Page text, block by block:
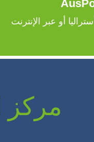
أو عبر الإنترنت
مركز